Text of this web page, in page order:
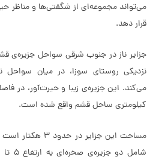
می‌تواند مجموعه‌ای از شگفتی‌ها و مناظر
قرار دهد.
جزایر ناز در جنوب شرقی سواحل جزیره‌ی
نزدیکی روستای سوزا، در میان سواحل
کیلومتری ساحل قشم واقع شده است.
مساحت این جزایر